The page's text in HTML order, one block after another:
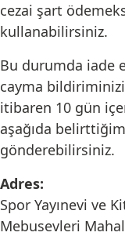
cezai şart
kullanabilirsiniz.
Bu durumda iade
cayma
itibaren 10 gün
aşağıda
gönderebilirsiniz.
Adres:
Spor Yayınevi ve
Mebusevleri